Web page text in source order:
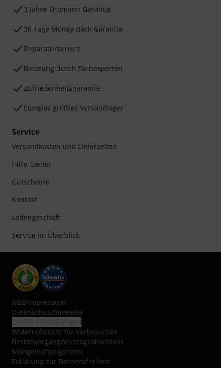
3 Jahre Thomann Garantie
30 Tage Money-Back-Garantie
Reparaturservice
Beratung durch Fachexperten
Zufriedenheitsgarantie
Europas größtes Versandlager
Service
Versandkosten und Lieferzeiten
Hilfe-Center
Gutscheine
Kontakt
Ladengeschäft
Service im Überblick
AGB/Impressum
Datenschutzhinweise
Widerrufsrecht für Verbraucher
Bestellvorgang/Vertragsabschluss
Mängelhaftungsrecht
Erklärung zur Barrierefreiheit